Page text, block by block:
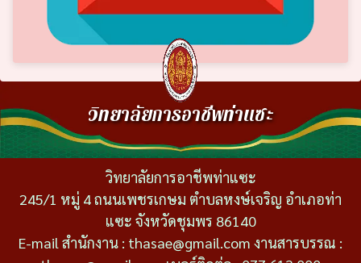
วิทยาลัยการอาชีพท่าแซะ
วิทยาลัยการอาชีพท่าแซะ
245/1 หมู่ 4 ถนนเพชรเกษม ตำบลหงษ์เจริญ อำเภอท่า
แซะ จังหวัดชุมพร 86140
E-mail สำนักงาน : thasae@gmail.com งานสารบรรณ :